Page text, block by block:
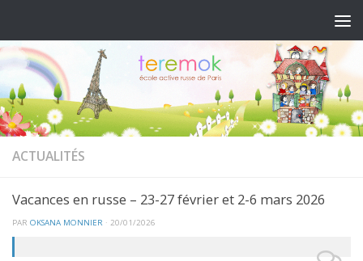
ACTUALITÉS
Vacances en russe – 23-27 février et 2-6 mars 2026
PAR OKSANA MONNIER · 20/01/2026